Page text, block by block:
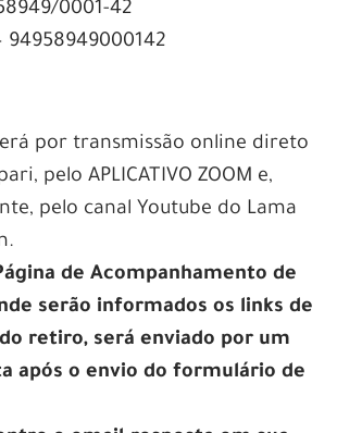
0001-42
94958949000142
por transmissão online direto
pelo APLICATIVO ZOOM e,
pelo canal Youtube do Lama
de Acompanhamento de
serão informados os links de
retiro, será enviado por um
após o envio do formulário de